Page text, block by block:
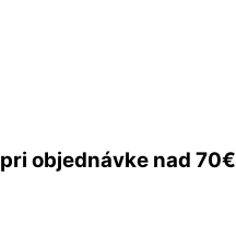
pri objednávke nad 70€